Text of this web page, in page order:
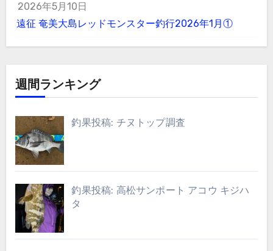
2026年5月10日
遠征 奄美大島レッドモンスター釣行2026年1月①
週間ランキング
釣果投稿: チヌトップ調査
釣果投稿: 高松サンポート アコウ キジハ
タ